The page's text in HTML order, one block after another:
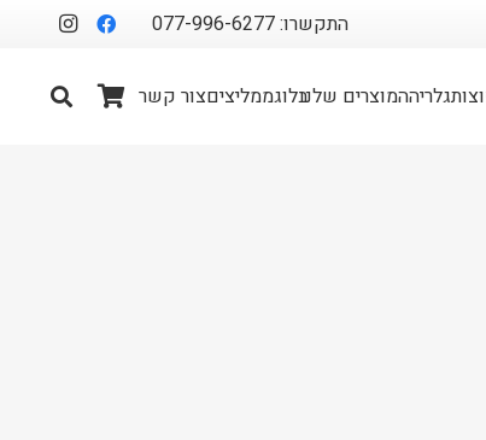
התקשרו: 077-996-6277
גלריההמוצרים שלנובלוגממליציםצור קשר